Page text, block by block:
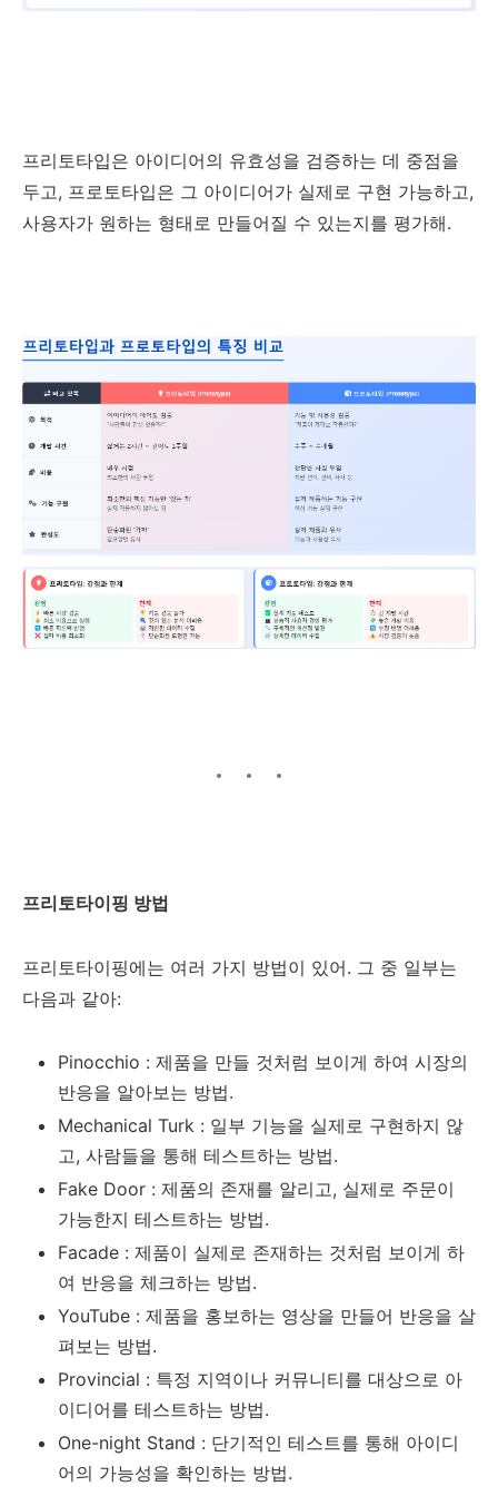
프리토타입은 아이디어의 유효성을 검증하는 데 중점을
두고, 프로토타입은 그 아이디어가 실제로 구현 가능하고,
사용자가 원하는 형태로 만들어질 수 있는지를 평가해.
프리토타이핑 방법
프리토타이핑에는 여러 가지 방법이 있어. 그 중 일부는
다음과 같아:
Pinocchio : 제품을 만들 것처럼 보이게 하여 시장의
반응을 알아보는 방법.
Mechanical Turk : 일부 기능을 실제로 구현하지 않
고, 사람들을 통해 테스트하는 방법.
Fake Door : 제품의 존재를 알리고, 실제로 주문이
가능한지 테스트하는 방법.
Facade : 제품이 실제로 존재하는 것처럼 보이게 하
여 반응을 체크하는 방법.
YouTube : 제품을 홍보하는 영상을 만들어 반응을 살
펴보는 방법.
Provincial : 특정 지역이나 커뮤니티를 대상으로 아
이디어를 테스트하는 방법.
One-night Stand : 단기적인 테스트를 통해 아이디
어의 가능성을 확인하는 방법.